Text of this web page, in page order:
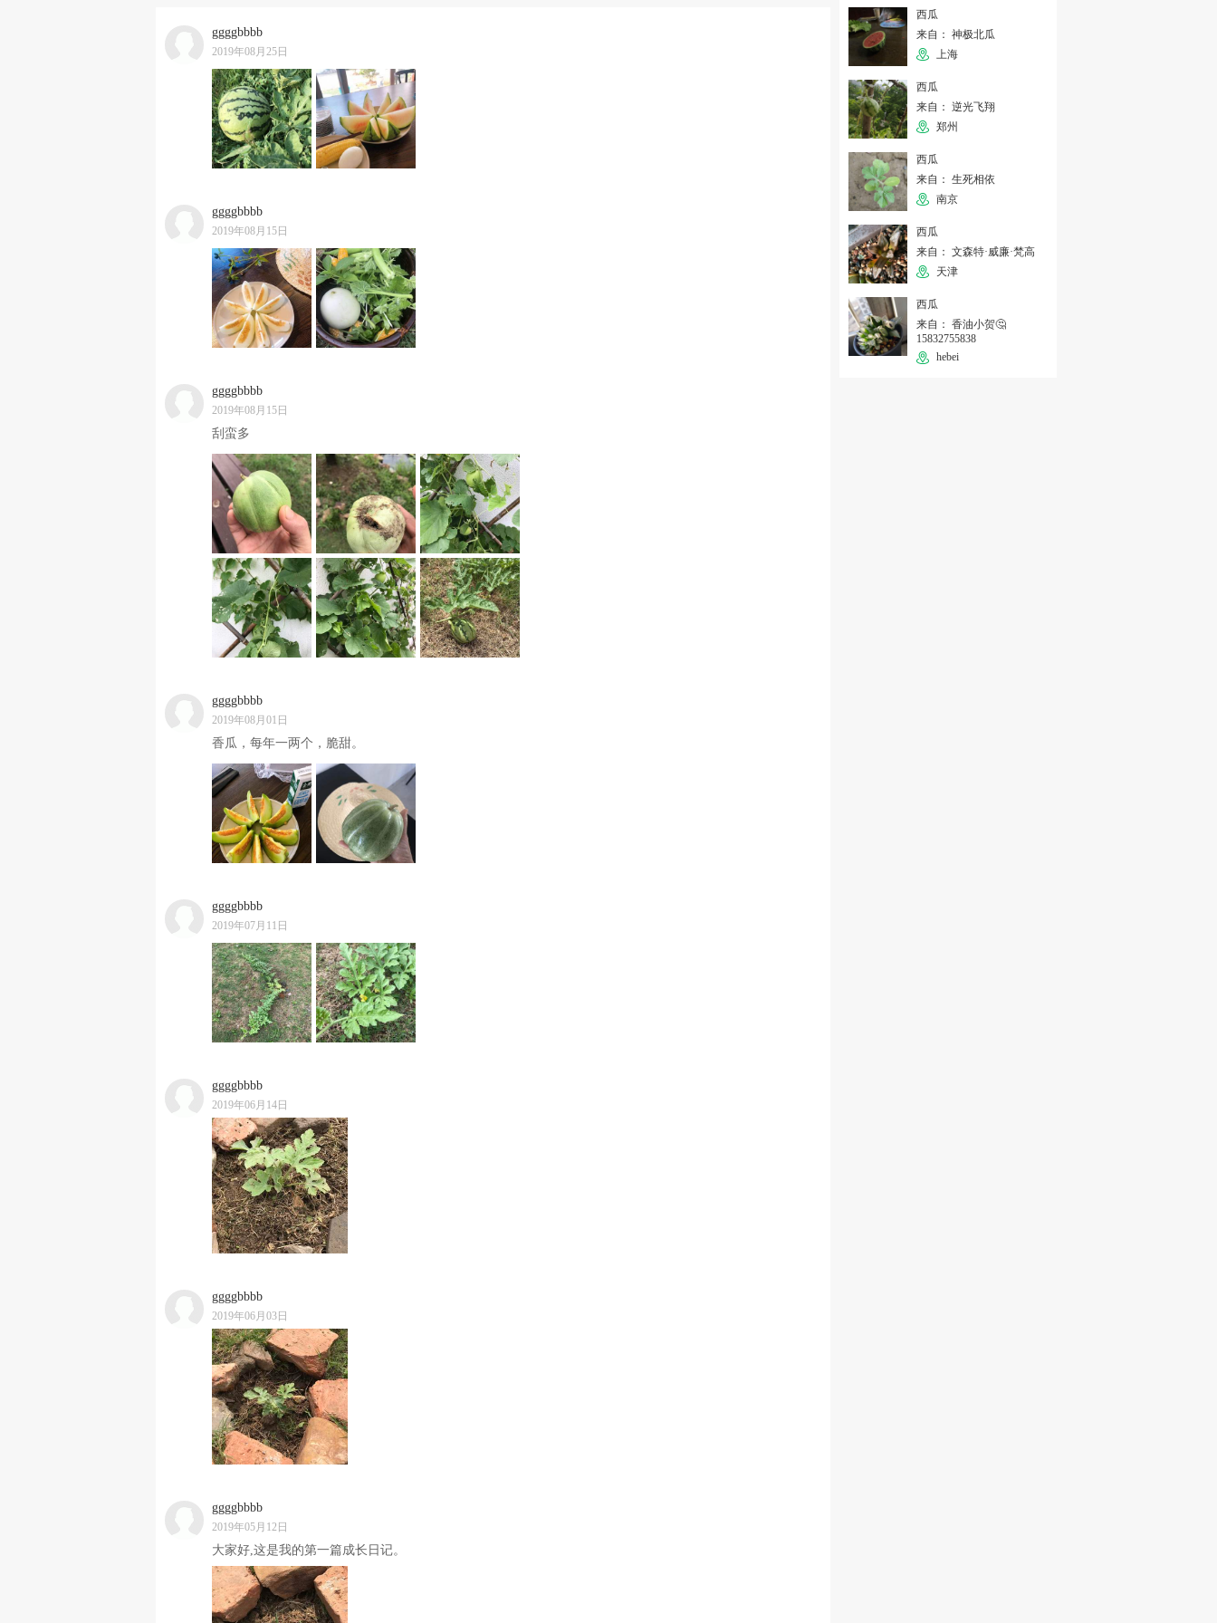
ggggbbbb
2019年08月25日
ggggbbbb
2019年08月15日
ggggbbbb
2019年08月15日
刮蛮多
ggggbbbb
2019年08月01日
香瓜，每年一两个，脆甜。
ggggbbbb
2019年07月11日
ggggbbbb
2019年06月14日
ggggbbbb
2019年06月03日
ggggbbbb
2019年05月12日
大家好,这是我的第一篇成长日记。
西瓜
来自： 神极北瓜
上海
西瓜
来自： 逆光飞翔
郑州
西瓜
来自： 生死相依
南京
西瓜
来自： 文森特·威廉·梵高
天津
西瓜
来自： 香油小贺🤔
15832755838
hebei